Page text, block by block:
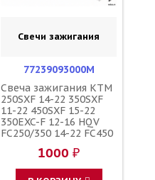
Свечи зажигания
77239093000M
Свеча зажигания KTM
250SXF 14-22 350SXF
11-22 450SXF 15-22
350EXC-F 12-16 HQV
FC250/350 14-22 FC450
LMAR9AI-8 / MCP
77239093000
1000 ₽